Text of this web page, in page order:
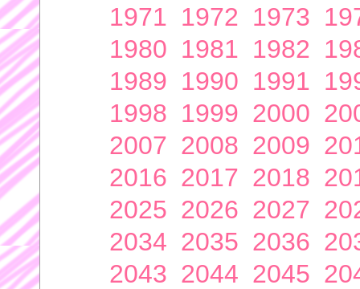
1971 1972 1973
1980 1981 1982
1989 1990 1991
1998 1999 2000
2007 2008 2009
2016 2017 2018
2025 2026 2027
2034 2035 2036
2043 2044 2045